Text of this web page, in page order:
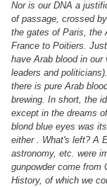
Nor is our DNA a
of passage, crossed
the gates of Paris, the
France to Poitiers.
have Arab blood in
leaders and
there is pure Arab
brewing. In short, the
except in the dreams
blond blue eyes was
​​either . What's left? A
astronomy, etc. were
gunpowder come from
History, of which we